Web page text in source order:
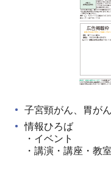
子宮頸がん、胃が
情報ひろば
・イベント
・講演・講座・教室